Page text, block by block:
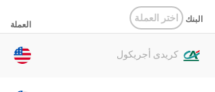
البنك اختر العملة
العملة
كريدى أجريكول